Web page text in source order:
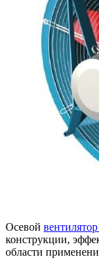
Осевой
конструкции,
области